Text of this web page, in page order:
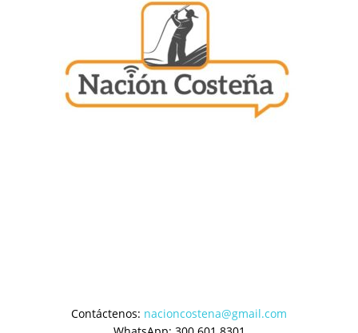
Contáctenos: nacioncostena@gmail.com